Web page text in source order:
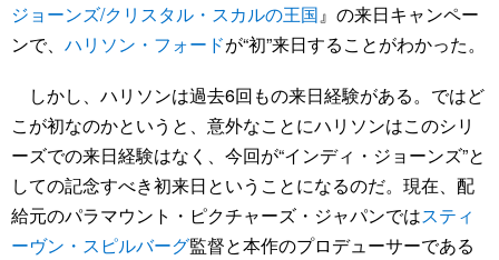
ジョーンズ/クリスタル・スカルの王国』の来日キャンペー
ンで、 ハリソン・フォードが“初”来日することがわかった。
しかし、ハリソンは過去6回もの来日経験がある。ではど
こが初なのかというと、意外なことにハリソンはこのシリ
ーズでの来日経験はなく、今回が“インディ・ジョーンズ”と
しての記念すべき初来日ということになるのだ。現在、配
給元のパラマウント・ピクチャーズ・ジャパンではスティ
ーヴン・スピルバーグ監督と本作のプロデューサーである